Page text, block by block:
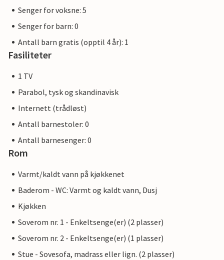
Senger for voksne: 5
Senger for barn: 0
Antall barn gratis (opptil 4 år): 1
Fasiliteter
1 TV
Parabol, tysk og skandinavisk
Internett (trådløst)
Antall barnestoler: 0
Antall barnesenger: 0
Rom
Varmt/kaldt vann på kjøkkenet
Baderom - WC: Varmt og kaldt vann, Dusj
Kjøkken
Soverom nr. 1 - Enkeltsenge(er) (2 plasser)
Soverom nr. 2 - Enkeltsenge(er) (1 plasser)
Stue - Sovesofa, madrass eller lign. (2 plasser)